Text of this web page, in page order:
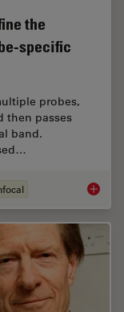
the
specific
probes,
then passes
band.